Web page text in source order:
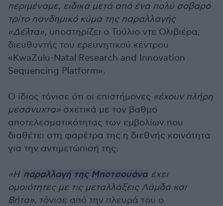
περιμέναμε, ειδικά μετά από ένα πολύ σοβαρό
τρίτο πανδημικό κύμα της παραλλαγής
«Δέλτα», υποστηρίζει ο Τούλιο ντε Ολιβιέρα,
διευθυντής του ερευνητικού κέντρου
«KwaZulu-Natal Research and Innovation
Sequencing Platform».
Ο ίδιος τόνισε ότι οι επιστήμονες «έχουν πλήρη
μεσάνυχτα» σχετικά με τον βαθμό
αποτελεσματικότητας των εμβολίων που
διαθέτει στη φαρέτρα της η διεθνής κοινότητα
για την αντιμετώπισή της.
«Η παραλλαγή της Μποτσουάνα έχει
ομοιότητες με τις μεταλλάξεις Λάμδα και
Βήτα», τόνισε από την πλευρά του ο